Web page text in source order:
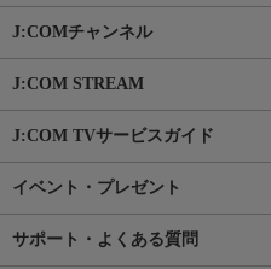
J:COMチャンネル
J:COM STREAM
J:COM TVサービスガイド
イベント・プレゼント
サポート・よくある質問